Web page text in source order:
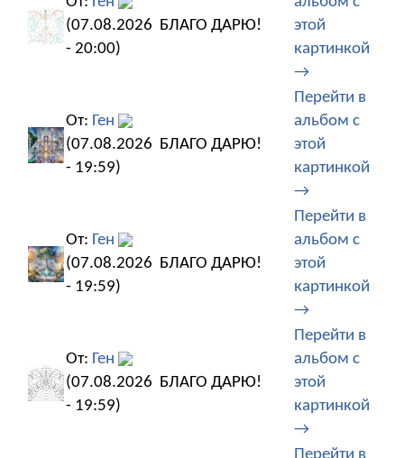
(07.08.2026
- 20:00)
БЛАГО ДАРЮ!
этой
картинкой
→
От: Ген
(07.08.2026
- 19:59)
БЛАГО ДАРЮ!
Перейти в
альбом с
этой
картинкой
→
От: Ген
(07.08.2026
- 19:59)
БЛАГО ДАРЮ!
Перейти в
альбом с
этой
картинкой
→
От: Ген
(07.08.2026
- 19:59)
БЛАГО ДАРЮ!
Перейти в
альбом с
этой
картинкой
→